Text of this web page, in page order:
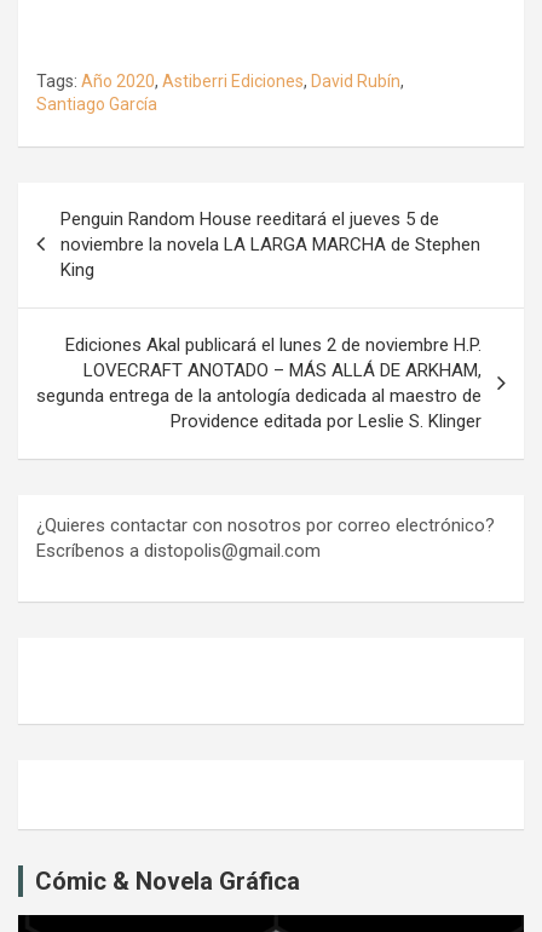
Tags: Año 2020, Astiberri Ediciones, David Rubín,
Santiago García
de
entradas
Penguin Random House reeditará el jueves 5 de
noviembre la novela LA LARGA MARCHA de Stephen
King
Ediciones Akal publicará el lunes 2 de noviembre H.P.
LOVECRAFT ANOTADO – MÁS ALLÁ DE ARKHAM,
segunda entrega de la antología dedicada al maestro de
Providence editada por Leslie S. Klinger
¿Quieres contactar con nosotros por correo electrónico?
Escríbenos a distopolis@gmail.com
Cómic & Novela Gráfica